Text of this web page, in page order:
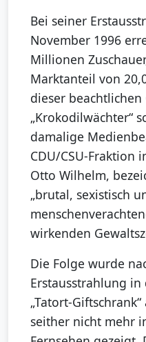
Bei seiner
November 1996
Millionen
Marktanteil von
dieser
„Krokodilwächter“
damalige
CDU/CSU-Fraktion
Otto Wilhelm,
„brutal, sexistisch
wirkenden
Die Folge wurde
Erstausstrahlung
„Tatort-
seither nicht mehr